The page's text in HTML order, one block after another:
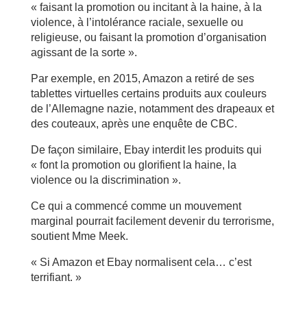
« faisant la promotion ou incitant à la haine, à la
violence, à l’intolérance raciale, sexuelle ou
religieuse, ou faisant la promotion d’organisation
agissant de la sorte ».
Par exemple, en 2015, Amazon a retiré de ses
tablettes virtuelles certains produits aux couleurs
de l’Allemagne nazie, notamment des drapeaux et
des couteaux, après une enquête de CBC.
De façon similaire, Ebay interdit les produits qui
« font la promotion ou glorifient la haine, la
violence ou la discrimination ».
Ce qui a commencé comme un mouvement
marginal pourrait facilement devenir du terrorisme,
soutient Mme Meek.
« Si Amazon et Ebay normalisent cela… c’est
terrifiant. »